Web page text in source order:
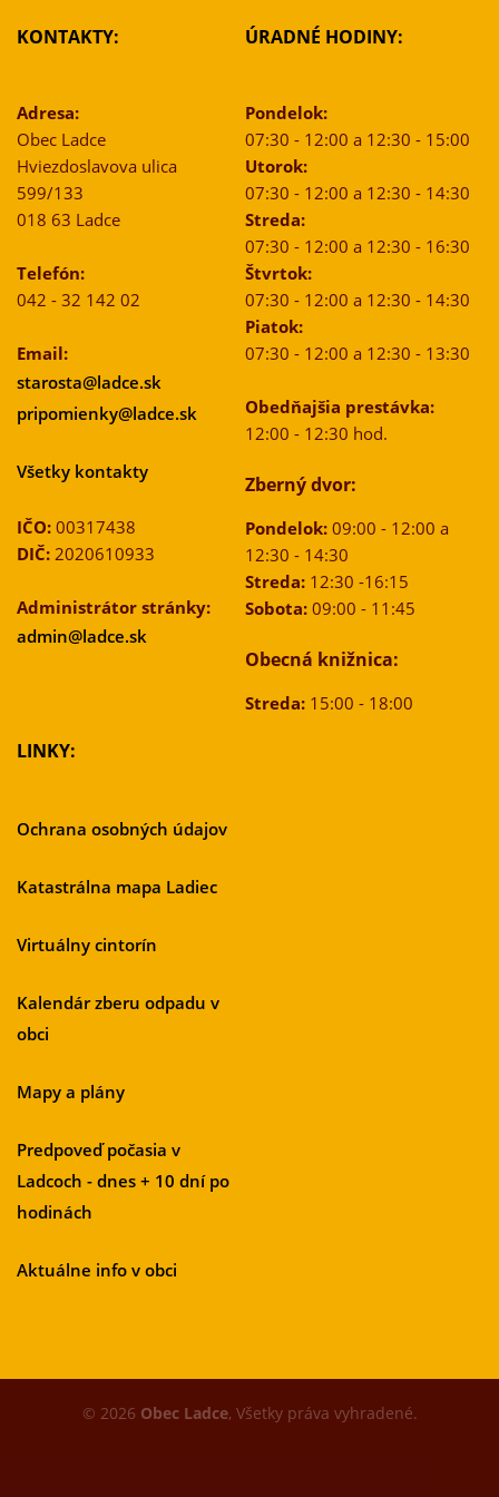
KONTAKTY:
Adresa:
Obec Ladce
Hviezdoslavova ulica
599/133
018 63 Ladce
Telefón:
042 - 32 142 02
Email:
starosta@ladce.sk
pripomienky@ladce.sk
Všetky kontakty
IČO: 00317438
DIČ: 2020610933
Administrátor stránky:
admin@ladce.sk
ÚRADNÉ HODINY:
Pondelok:
07:30 - 12:00 a 12:30 - 15:00
Utorok:
07:30 - 12:00 a 12:30 - 14:30
Streda:
07:30 - 12:00 a 12:30 - 16:30
Štvrtok:
07:30 - 12:00 a 12:30 - 14:30
Piatok:
07:30 - 12:00 a 12:30 - 13:30
Obedňajšia prestávka:
12:00 - 12:30 hod.
Zberný dvor:
Pondelok:09:00 - 12:00 a
12:30 - 14:30
Streda:12:30 -16:15
Sobota:09:00 - 11:45
Obecná knižnica:
Streda:15:00 - 18:00
LINKY:
Ochrana osobných údajov
Katastrálna mapa Ladiec
Virtuálny cintorín
Kalendár zberu odpadu v
obci
Mapy a plány
Predpoveď počasia v
Ladcoch - dnes + 10 dní po
hodinách
Aktuálne info v obci
© 2026 Obec Ladce, Všetky práva vyhradené.